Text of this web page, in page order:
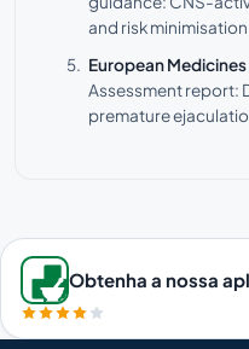
and risk
European
Assessment report:
premature
Obtenha a nossa